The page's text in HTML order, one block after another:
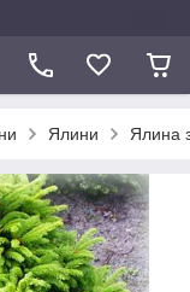
Ялини Ялина